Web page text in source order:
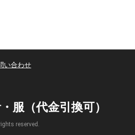
い合わせ
服（代金引換可）
reserved.